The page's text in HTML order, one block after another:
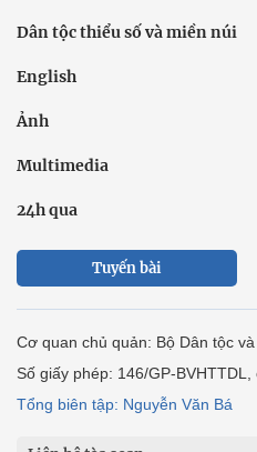
Dân tộc thiểu số và miền núi
English
Ảnh
Multimedia
24h qua
Tuyến bài
Cơ quan chủ quản: Bộ Dân tộc
Số giấy phép: 146/GP-
Tổng biên tập: Nguyễn Văn Bá